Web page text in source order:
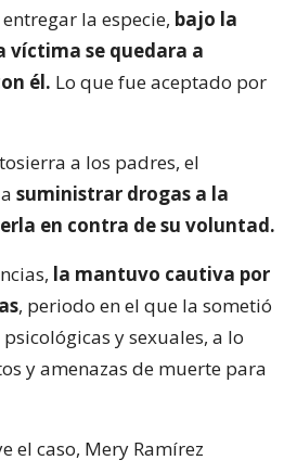
la especie, bajo la
víctima se quedara a
él. Lo que fue aceptado por
a los padres, el
suministrar drogas a la
en contra de su voluntad.
la mantuvo cautiva por
, periodo en el que la sometió
y sexuales, a lo
y amenazas de muerte para
el caso, Mery Ramírez